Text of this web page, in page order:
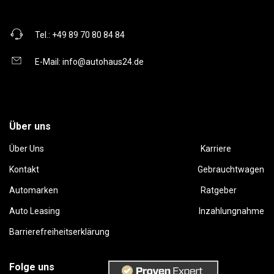
Tel.: +49 89 70 80 84 84
E-Mail: info@autohaus24.de
Über uns
Über Uns Karriere
Kontakt Gebrauchtwagen
Automarken Ratgeber
Auto Leasing Inzahlungnahme
Barrierefreiheitserklärung
Folge uns